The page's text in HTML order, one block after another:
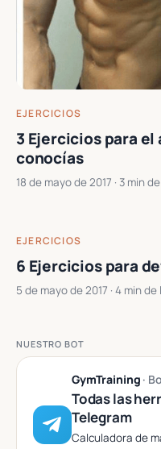
EJERCICIOS
3 Ejercicios para
conocías
18 de mayo de 2017 · 3 min
EJERCICIOS
6 Ejercicios para
5 de mayo de 2017 · 4 min
NUESTRO BOT
GymTraining ·
Todas las
Telegram
Calculadora de